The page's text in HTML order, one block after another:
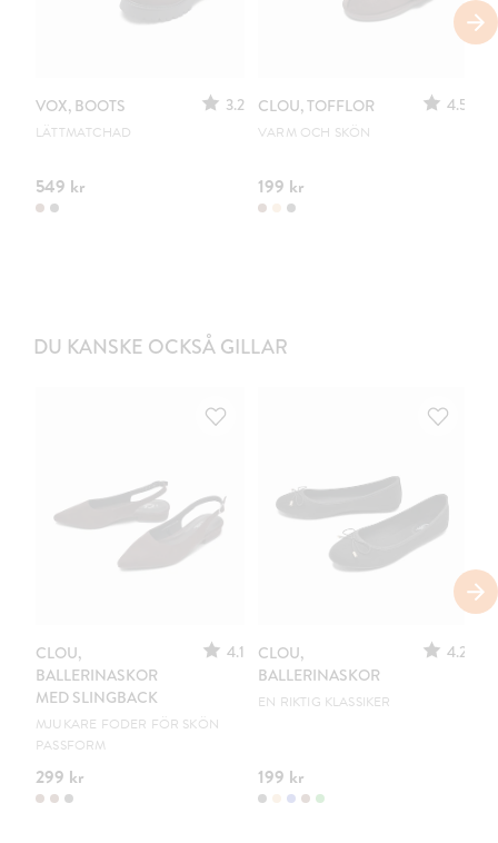
VOX, BOOTS 3.2
LÄTTMATCHAD
549 kr
CLOU, TOFFLOR 4.5
VARM OCH SKÖN
199 kr
DU KANSKE OCKSÅ GILLAR
CLOU,
BALLERINASKOR
MED SLINGBACK
4.1
MJUKARE FODER FÖR SKÖN
PASSFORM
299 kr
CLOU,
BALLERINASKOR
4.2
EN RIKTIG KLASSIKER
199 kr